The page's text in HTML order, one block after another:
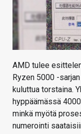
AMD tulee
Ryzen 5000 -
kuluttua torstaina.
hyppäämässä
minkä myötä
numerointi